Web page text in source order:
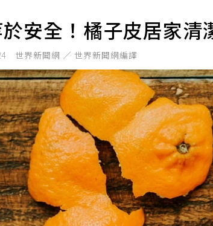
安全！橘子皮居家
世界新聞網 ／ 世界新聞網編譯